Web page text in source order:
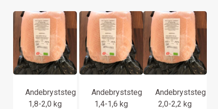
Andebryststeg
1,8-2,0 kg
Andebryststeg
1,4-1,6 kg
Andebryststeg
2,0-2,2 kg